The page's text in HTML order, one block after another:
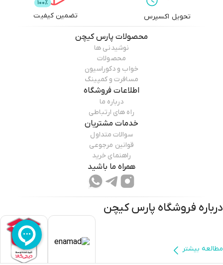
تحویل اکسپرس تضمین کیفیت
محصولات پارس کیچن
نوشیدنی ها
محصولات
خواب و دکوراسیون
مسافرت و کمپینگ
اطلاعات فروشگاه
درباره ما
راه های ارتباطی
خدمات مشتریان
سوالات متداول
قوانین مرجوعی
راهنمای خرید
همراه ما باشید
درباره فروشگاه پارس کیچن
مطالعه بیشتر